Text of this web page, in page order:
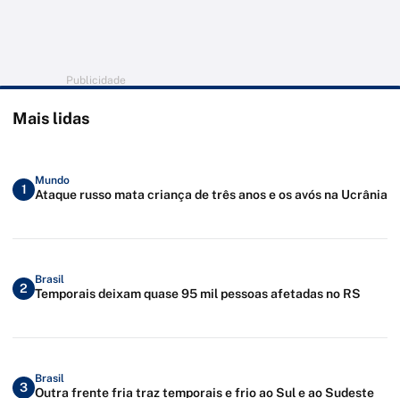
Publicidade
Mais lidas
1
Mundo
Ataque russo mata criança de três anos e os avós na Ucrânia
2
Brasil
Temporais deixam quase 95 mil pessoas afetadas no RS
3
Brasil
Outra frente fria traz temporais e frio ao Sul e ao Sudeste